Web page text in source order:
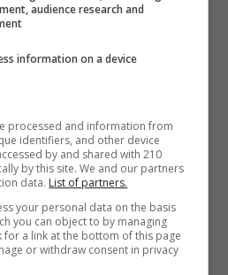
de negócios. Além disso,
valores essenciais em uma
e preocupada com
social. Portanto, promover a
não é apenas uma
social, mas também uma
o sucesso e sustentabilidade do
as diferenças individuais de
podem criar um ambiente
e acolhedor para todos.
estão abertas no
audience research and
information on a device
processed and information from
identifiers, and other device
by and shared with 210
by this site. We and our partners
data. List of partners.
your personal data on the basis
you can object to by managing
a link at the bottom of this page
or withdraw consent in privacy